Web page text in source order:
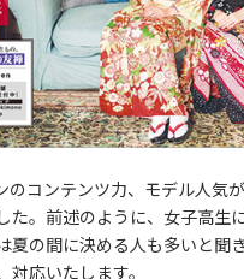
のコンテンツ力、モデル人気
た。前述のように、女子高生
夏の間に決める人も多いと聞
対応いたします。